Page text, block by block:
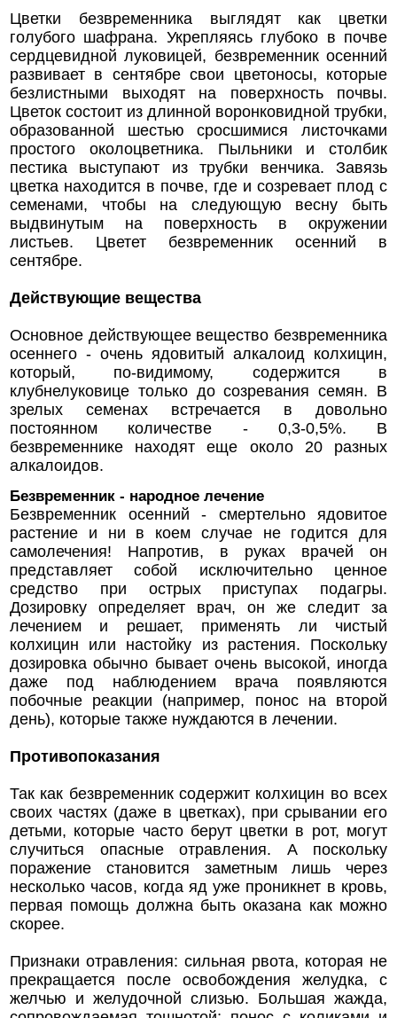
Цветки безвременника выглядят как цветки
голубого шафрана. Укрепляясь глубоко в почве
сердцевидной луковицей, безвременник осенний
развивает в сентябре свои цветоносы, которые
безлистными выходят на поверхность почвы.
Цветок состоит из длинной воронковидной трубки,
образованной шестью сросшимися листочками
простого околоцветника. Пыльники и столбик
пестика выступают из трубки венчика. Завязь
цветка находится в почве, где и созревает плод с
семенами, чтобы на следующую весну быть
выдвинутым на поверхность в окружении
листьев. Цветет безвременник осенний в
сентябре.
Действующие вещества
Основное действующее вещество безвременника
осеннего - очень ядовитый алкалоид колхицин,
который, по-видимому, содержится в
клубнелуковице только до созревания семян. В
зрелых семенах встречается в довольно
постоянном количестве - 0,3-0,5%. В
безвременнике находят еще около 20 разных
алкалоидов.
Безвременник - народное лечение
Безвременник осенний - смертельно ядовитое
растение и ни в коем случае не годится для
самолечения! Напротив, в руках врачей он
представляет собой исключительно ценное
средство при острых приступах подагры.
Дозировку определяет врач, он же следит за
лечением и решает, применять ли чистый
колхицин или настойку из растения. Поскольку
дозировка обычно бывает очень высокой, иногда
даже под наблюдением врача появляются
побочные реакции (например, понос на второй
день), которые также нуждаются в лечении.
Противопоказания
Так как безвременник содержит колхицин во всех
своих частях (даже в цветках), при срывании его
детьми, которые часто берут цветки в рот, могут
случиться опасные отравления. А поскольку
поражение становится заметным лишь через
несколько часов, когда яд уже проникнет в кровь,
первая помощь должна быть оказана как можно
скорее.
Признаки отравления: сильная рвота, которая не
прекращается после освобождения желудка, с
желчью и желудочной слизью. Большая жажда,